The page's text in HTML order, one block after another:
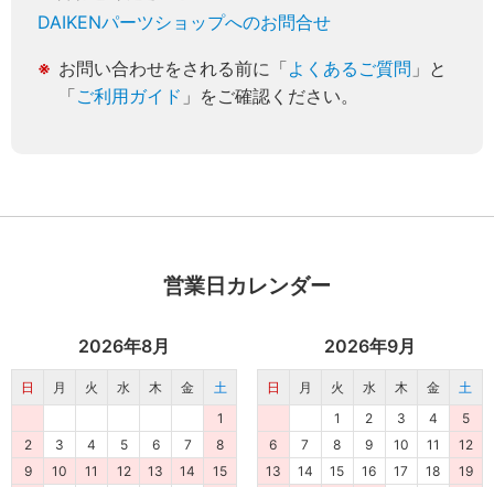
DAIKENパーツショップへのお問合せ
お問い合わせをされる前に「よくあるご質問 」と
「ご利用ガイド 」をご確認ください。
営業日カレンダー
2026年8月
日 月 火 水 木 金
土
1
2
3 4 5 6 7
8
9
10 11 12 13 14
15
2026年9月
日 月 火 水 木 金
土
1
2 3 4
5
6
7 8 9 10 11
12
13
14 15 16 17 18
19